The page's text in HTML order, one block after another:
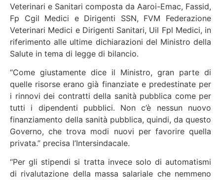
Veterinari e Sanitari composta da Aaroi-Emac, Fassid,
Fp Cgil Medici e Dirigenti SSN, FVM Federazione
Veterinari Medici e Dirigenti Sanitari, Uil Fpl Medici, in
riferimento alle ultime dichiarazioni del Ministro della
Salute in tema di legge di bilancio.
“Come giustamente dice il Ministro, gran parte di
quelle risorse erano già finanziate e predestinate per
i rinnovi dei contratti della sanità pubblica come per
tutti i dipendenti pubblici. Non c’è nessun nuovo
finanziamento della sanità pubblica, quindi, da questo
Governo, che trova modi nuovi per favorire quella
privata.” precisa l’Intersindacale.
“Per gli stipendi si tratta invece solo di automatismi
di rivalutazione della massa salariale che nemmeno